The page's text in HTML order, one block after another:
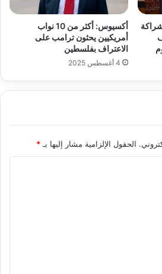
أكسيوس: أكثر من 10 نواب
أمريكيين يحثون ترامب على
الاعتراف بفلسطين
4 أغسطس 2025
الحقول الإلزامية مشار إليها بـ*